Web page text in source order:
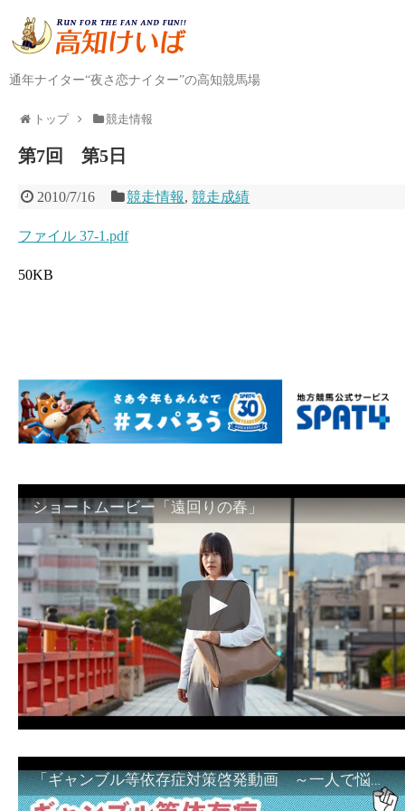
通年ナイター“夜さ恋ナイター”の高知競馬場
トップ 競走情報
第7回 第5日
2010/7/16 競走情報,競走成績
ファイル 37-1.pdf
50KB
ショートムービー「遠回りの春」
「ギャンブル等依存症対策啓発動画 ～一人で悩まず、家族で悩まず、まず！相談機関へ～」